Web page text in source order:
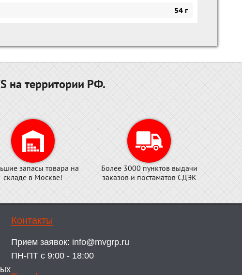
54 г
на территории РФ.
запасы товара на
складе в Москве!
Более 3000 пунктов выдачи
заказов и постаматов СДЭК
Контакты
Прием заявок: info@mvgrp.ru
ПН-ПТ с 9:00 - 18:00